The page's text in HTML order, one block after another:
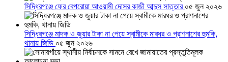
সিদ্ধিরগঞ্জে ফের বেপরোয়া আওয়ামী দোসর কাজী আব্দুস সাত্তার ০৫ জুন ২০২৬
সিদ্ধিরগঞ্জে মাদক ও জুয়ার টাকা না পেয়ে স্বামীকে মারধর ও প্রাণনাশের হুমকি,
থানায় জিডি ০৫ জুন ২০২৬